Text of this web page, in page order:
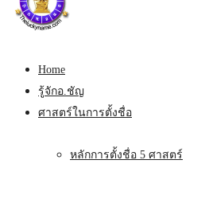
Home
รู้จักอ.ชัญ
ศาสตร์ในการตั้งชื่อ
หลักการตั้งชื่อ 5 ศาสตร์